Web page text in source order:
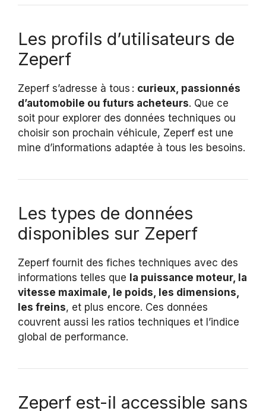
Les profils d’utilisateurs de
Zeperf
Zeperf s’adresse à tous : curieux, passionnés
d’automobile ou futurs acheteurs. Que ce
soit pour explorer des données techniques ou
choisir son prochain véhicule, Zeperf est une
mine d’informations adaptée à tous les besoins.
Les types de données
disponibles sur Zeperf
Zeperf fournit des fiches techniques avec des
informations telles que la puissance moteur, la
vitesse maximale, le poids, les dimensions,
les freins, et plus encore. Ces données
couvrent aussi les ratios techniques et l’indice
global de performance.
Zeperf est-il accessible sans